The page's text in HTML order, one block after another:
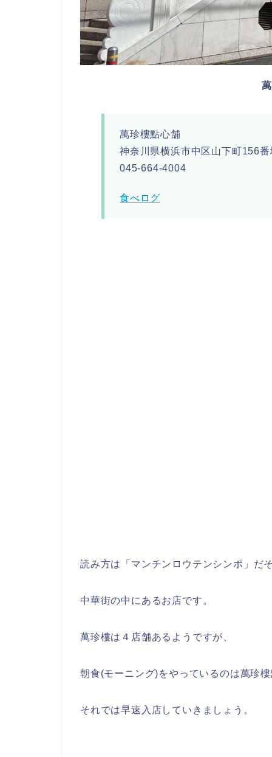
萬珍樓點心舗
神奈川県横浜市中区山下町156番
045-664-4004
食べログ
読み方は「マンチンロウテンシンポ」だ
中華街の中にあるお店です。
萬珍樓は４店舗あるようですが、
朝食(モーニング)をやっているのは萬珍
それでは早速入店していきましょう。